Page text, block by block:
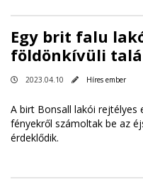
Egy brit falu
földönkívüli
2023.04.10 Híres ember
A birt Bonsall lakói rejtélyes
fényekről számoltak be az
érdeklődik.